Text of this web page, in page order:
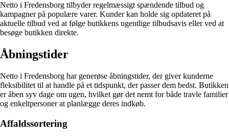
Netto i Fredensborg tilbyder regelmæssigt spændende tilbud og
kampagner på populære varer. Kunder kan holde sig opdateret på
aktuelle tilbud ved at følge butikkens ugentlige tilbudsavis eller ved at
besøge butikken direkte.
Åbningstider
Netto i Fredensborg har generøse åbningstider, der giver kunderne
fleksibilitet til at handle på et tidspunkt, der passer dem bedst. Butikken
er åben syv dage om ugen, hvilket gør det nemt for både travle familier
og enkeltpersoner at planlægge deres indkøb.
Affaldssortering